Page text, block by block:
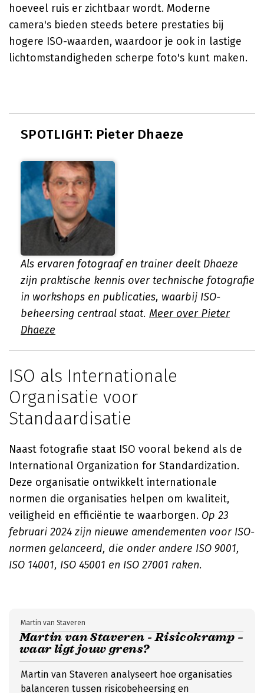
hoeveel ruis er zichtbaar wordt. Moderne
camera's bieden steeds betere prestaties bij
hogere ISO-waarden, waardoor je ook in lastige
lichtomstandigheden scherpe foto's kunt maken.
SPOTLIGHT: Pieter Dhaeze
Als ervaren fotograaf en trainer deelt Dhaeze
zijn praktische kennis over technische fotografie
in workshops en publicaties, waarbij ISO-
beheersing centraal staat. Meer over Pieter
Dhaeze
ISO als Internationale
Organisatie voor
Standaardisatie
Naast fotografie staat ISO vooral bekend als de
International Organization for Standardization.
Deze organisatie ontwikkelt internationale
normen die organisaties helpen om kwaliteit,
veiligheid en efficiëntie te waarborgen. Op 23
februari 2024 zijn nieuwe amendementen voor ISO-
normen gelanceerd, die onder andere ISO 9001,
ISO 14001, ISO 45001 en ISO 27001 raken.
Martin van Staveren - Risicokramp –
waar ligt jouw grens?
Martin van Staveren
Martin van Staveren analyseert hoe organisaties
balanceren tussen risicobeheersing en